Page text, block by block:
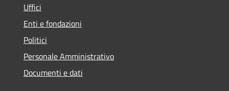
Uffici
Enti e fondazioni
Politici
Personale Amministrativo
Documenti e dati